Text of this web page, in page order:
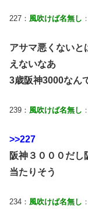
227： 風吹けば名無し
アサマ悪くないと
えないなあ
3歳阪神3000なん
239： 風吹けば名無し
>>227
阪神３０００だし
当たりそう
234： 風吹けば名無し